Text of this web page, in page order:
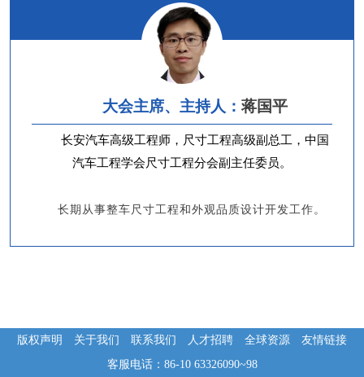
大会主席、主持人： 蒋国平
长安汽车高级工程师，尺寸工程高级副总工，中国
汽车工程学会尺寸工程分会副主任委员。
长期从事整车尺寸工程和外观品质设计开发工作。
版权声明 关于我们 联系我们 人才招聘 全球资源
友情链接
客服电话：86-10 63326090~98